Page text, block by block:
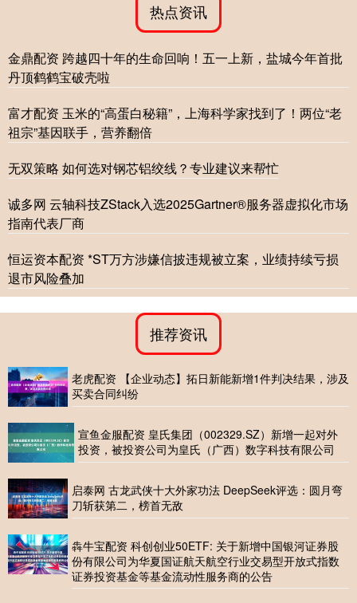
热点资讯
金鼎配资 跨越四十年的生命回响！五一上新，盐城今年首批
丹顶鹤鹤宝破壳啦
富才配资 玉米的“高蛋白秘籍”，上海科学家找到了！两位“老
祖宗”基因联手，营养翻倍
无双策略 如何选对钢芯铝绞线？专业建议来帮忙
诚多网 云轴科技ZStack入选2025Gartner®服务器虚拟化市场
指南代表厂商
恒运资本配资 *ST万方涉嫌信披违规被立案，业绩持续亏损
退市风险叠加
推荐资讯
老虎配资 【企业动态】拓日新能新增1件判决结果，涉及
买卖合同纠纷
宣鱼金服配资 皇氏集团（002329.SZ）新增一起对外
投资，被投资公司为皇氏（广西）数字科技有限公司
启泰网 古龙武侠十大外家功法 DeepSeek评选：圆月弯
刀斩获第二，榜首无敌
犇牛宝配资 科创创业50ETF: 关于新增中国银河证券股
份有限公司为华夏国证航天航空行业交易型开放式指数
证券投资基金等基金流动性服务商的公告